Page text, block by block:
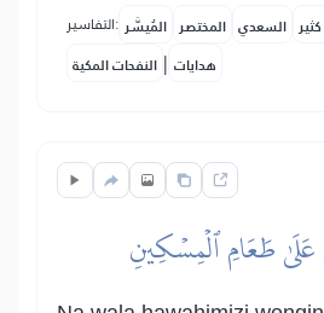
التفاسير: المُيسَّر المختصر السعدي
النفحات المكية | هدايات
طَعَامِ ٱلۡمِسۡكِينِ